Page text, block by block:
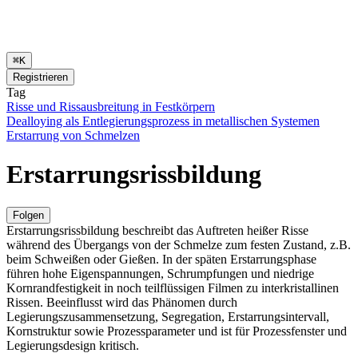
⌘K
Registrieren
Tag
Risse und Rissausbreitung in Festkörpern
Dealloying als Entlegierungsprozess in metallischen Systemen
Erstarrung von Schmelzen
Erstarrungsrissbildung
Folgen
Erstarrungsrissbildung beschreibt das Auftreten heißer Risse
während des Übergangs von der Schmelze zum festen Zustand, z.B.
beim Schweißen oder Gießen. In der späten Erstarrungsphase
führen hohe Eigenspannungen, Schrumpfungen und niedrige
Kornrandfestigkeit in noch teilflüssigen Filmen zu interkristallinen
Rissen. Beeinflusst wird das Phänomen durch
Legierungszusammensetzung, Segregation, Erstarrungsintervall,
Kornstruktur sowie Prozessparameter und ist für Prozessfenster und
Legierungsdesign kritisch.